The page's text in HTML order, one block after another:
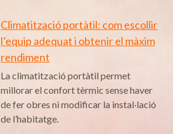
Climatització portàtil: com escollir
l’equip adequat i obtenir el màxim
rendiment
La climatització portàtil permet
millorar el confort tèrmic sense haver
de fer obres ni modificar la instal·lació
de l’habitatge.